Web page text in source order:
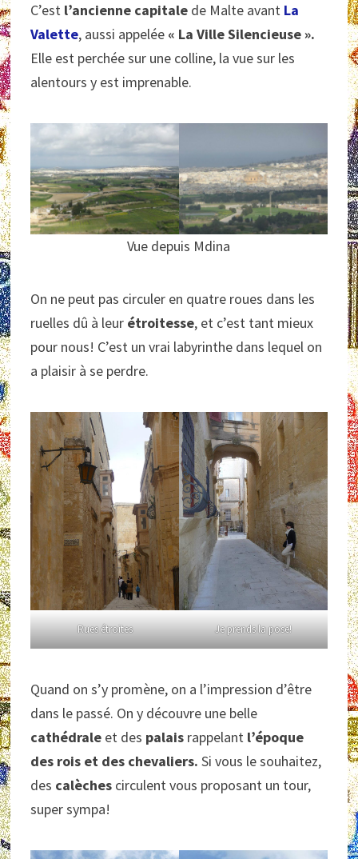
C’est l’ancienne capitale de Malte avant La
Valette, aussi appelée « La Ville Silencieuse ».
Elle est perchée sur une colline, la vue sur les
alentours y est imprenable.
Vue depuis Mdina
On ne peut pas circuler en quatre roues dans les
ruelles dû à leur étroitesse, et c’est tant mieux
pour nous! C’est un vrai labyrinthe dans lequel on
a plaisir à se perdre.
Rues étroites Je prends la pose!
Quand on s’y promène, on a l’impression d’être
dans le passé. On y découvre une belle
cathédrale et des palais rappelant l’époque
des rois et des chevaliers.Si vous le souhaitez,
des calèches circulent vous proposant un tour,
super sympa!